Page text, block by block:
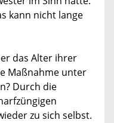
kann nicht lange
das Alter ihrer
Maßnahme unter
Durch die
zu sich selbst.